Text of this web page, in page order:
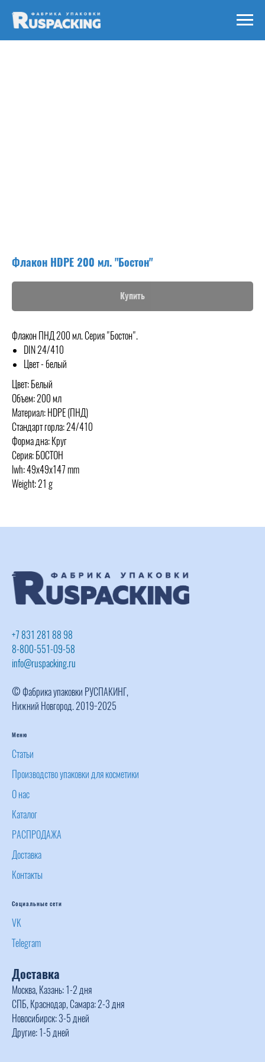
Флакон HDPE 200 мл. "Бостон"
Купить
Флакон ПНД 200 мл. Серия "Бостон".
DIN 24/410
Цвет - белый
Цвет: Белый
Объем: 200 мл
Материал: HDPE (ПНД)
Стандарт горла: 24/410
Форма дна: Круг
Серия: БОСТОН
lwh: 49x49x147 mm
Weight: 21 g
+7 831 281 88 98
8-800-551-09-58
info@ruspacking.ru
© Фабрика упаковки РУСПАКИНГ,
Нижний Новгород. 2019−2025
Меню
Статьи
Производство упаковки для косметики
О нас
Каталог
РАСПРОДАЖА
Доставка
Контакты
Социальные сети
VK
Telegram
Доставка
Москва, Казань: 1-2 дня
СПБ, Краснодар, Самара: 2-3 дня
Новосибирск: 3-5 дней
Другие: 1-5 дней